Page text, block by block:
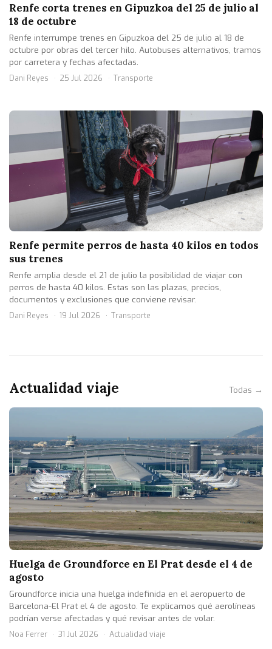
Renfe corta trenes en Gipuzkoa del 25 de julio al
18 de octubre
Renfe interrumpe trenes en Gipuzkoa del 25 de julio al 18 de
octubre por obras del tercer hilo. Autobuses alternativos, tramos
por carretera y fechas afectadas.
Dani Reyes 25 Jul 2026 Transporte
Renfe permite perros de hasta 40 kilos en todos
sus trenes
Renfe amplia desde el 21 de julio la posibilidad de viajar con
perros de hasta 40 kilos. Estas son las plazas, precios,
documentos y exclusiones que conviene revisar.
Dani Reyes 19 Jul 2026 Transporte
Actualidad viaje Todas →
Huelga de Groundforce en El Prat desde el 4 de
agosto
Groundforce inicia una huelga indefinida en el aeropuerto de
Barcelona-El Prat el 4 de agosto. Te explicamos qué aerolíneas
podrían verse afectadas y qué revisar antes de volar.
Noa Ferrer 31 Jul 2026 Actualidad viaje